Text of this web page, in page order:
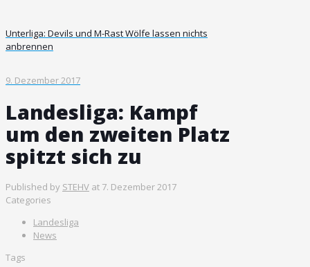
Unterliga: Devils und M-Rast Wölfe lassen nichts
anbrennen
9. Dezember 2017
Landesliga: Kampf
um den zweiten Platz
spitzt sich zu
Published by STEHV at 7. Dezember 2017
Categories
Landesliga
News
Tags